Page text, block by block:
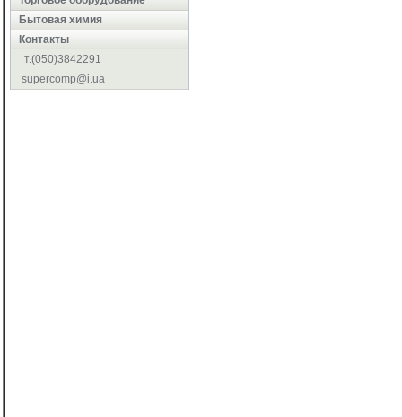
Бытовая химия
Контакты
т.(050)3842291
supercomp@i.ua